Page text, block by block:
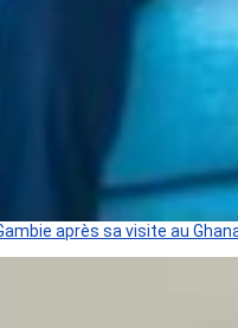
après sa visite au